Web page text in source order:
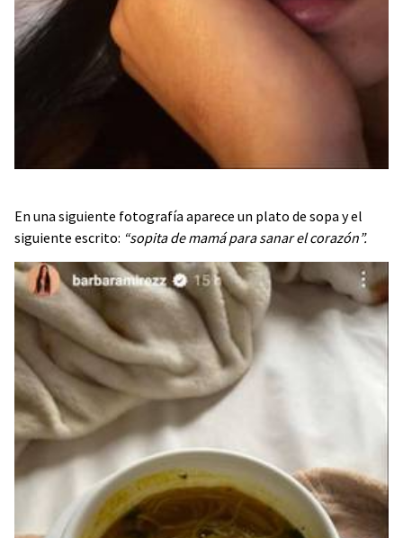
En una siguiente fotografía aparece un plato de sopa y el
siguiente escrito: “sopita de mamá para sanar el corazón”.